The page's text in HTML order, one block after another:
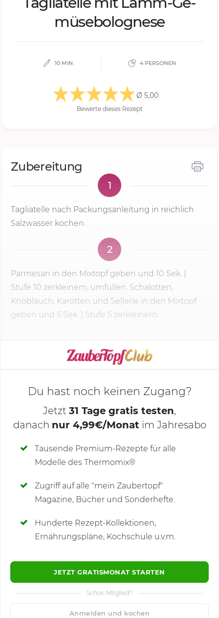
mü­se­bo­lo­gne­se
10 MIN. 4 PERSONEN
Ø 5,00
Bewerte dieses Rezept
Zubereitung
1
Tagliatelle nach Packungsanleitung in reichlich
Salzwasser kochen.
2
Parmesan in den Mixtopf geben und 10 Sek.
Stufe 10 zerkleinern, umfüllen. Schalotten,
Knoblauch, Karotten und Sellerie in den Mixtopf
geben und 5 Sek. | Stufe 5 zerkleinern.
KOCHMODUS STARTEN
Deine Notizen
Du hast noch keinen Zugang?
Jetzt 31 Tage gratis testen,
danach nur 4,99€/Monat im Jahresabo
Tausende Premium-Rezepte für alle
Modelle des Thermomix®
Zugriff auf alle "mein Zaubertopf"
Magazine, Bücher und Sonderhefte.
Hunderte Rezept-Kollektionen,
Ernährungspläne, Kochschule u.v.m.
JETZT GRATISMONAT STARTEN
Schon Mitglied?
Anmelden und kochen
Kommentare
🙂 Speichern